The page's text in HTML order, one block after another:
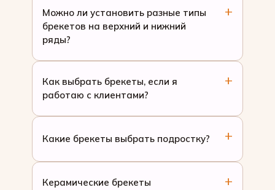
Можно ли установить разные типы
брекетов на верхний и нижний
ряды?
Как выбрать брекеты, если я
работаю с клиентами?
Какие брекеты выбрать подростку?
Керамические брекеты